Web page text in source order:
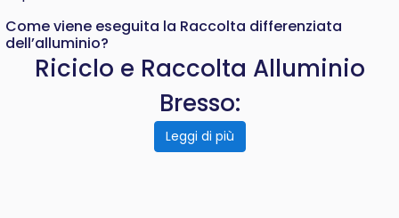
Come viene eseguita la Raccolta differenziata
dell’alluminio?
Riciclo e Raccolta Alluminio
Bresso:
Leggi di più